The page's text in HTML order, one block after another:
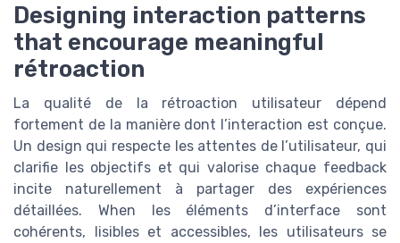
Designing interaction patterns
that encourage meaningful
rétroaction
La qualité de la rétroaction utilisateur dépend
fortement de la manière dont l’interaction est conçue.
Un design qui respecte les attentes de l’utilisateur, qui
clarifie les objectifs et qui valorise chaque feedback
incite naturellement à partager des expériences
détaillées. When les éléments d’interface sont
cohérents, lisibles et accessibles, les utilisateurs se